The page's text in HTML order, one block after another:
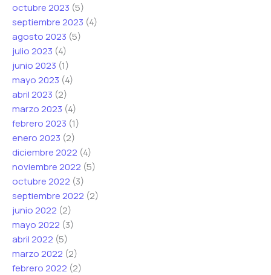
octubre 2023 (5)
septiembre 2023 (4)
agosto 2023 (5)
julio 2023 (4)
junio 2023 (1)
mayo 2023 (4)
abril 2023 (2)
marzo 2023 (4)
febrero 2023 (1)
enero 2023 (2)
diciembre 2022 (4)
noviembre 2022 (5)
octubre 2022 (3)
septiembre 2022 (2)
junio 2022 (2)
mayo 2022 (3)
abril 2022 (5)
marzo 2022 (2)
febrero 2022 (2)